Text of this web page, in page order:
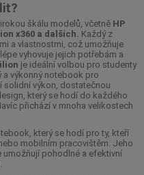
škálu modelů, včetně HP
x360 a dalších. Každý z
a vlastnostmi, což umožňuje
vyhovuje jejich potřebám a
je ideální volbou pro studenty
výkonný notebook pro
solidní výkon, dostatečnou
který se hodí do každého
přichází v mnoha velikostech
který se hodí pro ty, kteří
mobilním pracovištěm. Jeho
umožňují pohodlné a efektivní